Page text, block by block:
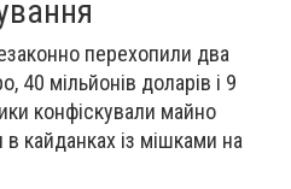
перехопили два
40 мільйонів доларів і 9
конфіскували майно
в кайданках із мішками на